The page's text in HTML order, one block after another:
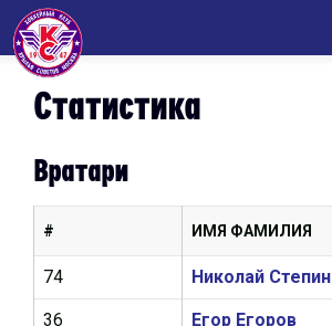
Статистика
Вратари
ИМЯ ФАМИЛИЯ
Николай Степин
Егор Егоров
#
74
36